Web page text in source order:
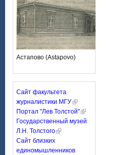
Астапово (Astapovo)
Сайт факультета
журналистики МГУ
Портал "Лев Толстой"
Государственный музей
Л.Н. Толстого
Сайт близких
единомышленников